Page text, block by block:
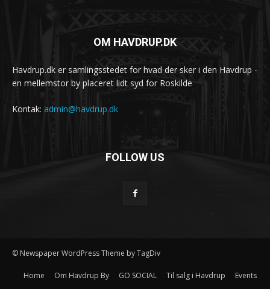
OM HAVDRUP.DK
Havdrup.dk er samlingsstedet for hvad der sker i den Havdrup -
en mellemstor by placeret lidt syd for Roskilde
Kontak: admin@havdrup.dk
FOLLOW US
© Newspaper WordPress Theme by TagDiv
Home Om Havdrup By GO SOCIAL Til salg i Havdrup Events